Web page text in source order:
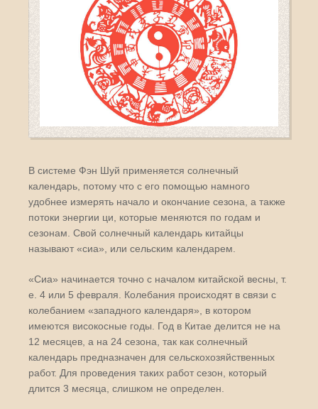
В системе Фэн Шуй применяется солнечный
календарь, потому что с его помощью намного
удобнее измерять начало и окончание сезона, а также
потоки энергии ци, которые меняются по годам и
сезонам. Свой солнечный календарь китайцы
называют «сиа», или сельским календарем.
«Сиа» начинается точно с началом китайской весны, т.
е. 4 или 5 февраля. Колебания происходят в связи с
колебанием «западного календаря», в котором
имеются високосные годы. Год в Китае делится не на
12 месяцев, а на 24 сезона, так как солнечный
календарь предназначен для сельскохозяйственных
работ. Для проведения таких работ сезон, который
длится 3 месяца, слишком не определен.